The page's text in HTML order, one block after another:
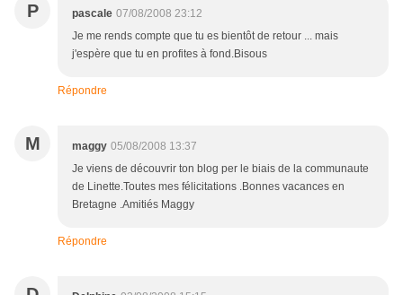
P pascale 07/08/2008 23:12
Je me rends compte que tu es bientôt de retour ... mais
j'espère que tu en profites à fond.Bisous
Répondre
M maggy 05/08/2008 13:37
Je viens de découvrir ton blog per le biais de la communaute
de Linette.Toutes mes félicitations .Bonnes vacances en
Bretagne .Amitiés Maggy
Répondre